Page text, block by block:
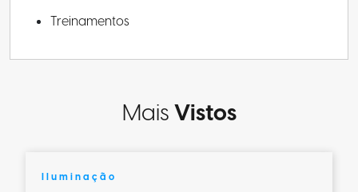
Treinamentos
MaisVistos
Iluminação